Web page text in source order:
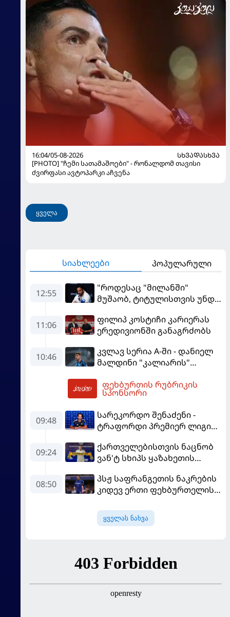
16:04/05-08-2026
ᲡᲮᲕᲐᲓᲐᲡᲮᲕᲐ
[PHOTO] "ჩემი სათამაშოები" - რონალდომ თავისი
ძვირფასი ავტოპარკი აჩვენა
ყველა
სიახლეები პოპულარული
12:55
"როდესაც "მილანში"
მუშაობ, ტიტულისთვის უნდა
"როსონერის" ფანები
დააიმედა
11:06
ფილიპ კოსტიჩი კარიერას
ერედივიონში განაგრძობს
10:46
კვლავ სერია A-ში - დანიელ
მალდინი "კალიარის"
ფეხბურთის რუბრიკის
სპონსორი
09:48
სარეკორდო შენაძენი -
ტრაფორდი პრემიერ ლიგის
09:24
ქართველებისთვის ნაცნობ
ვან'ტ სხიპს ყაზახეთის
08:50
პსჟ საფრანგეთის ნაკრების
კიდევ ერთი ფეხბურთელის
ყველას ნახვა